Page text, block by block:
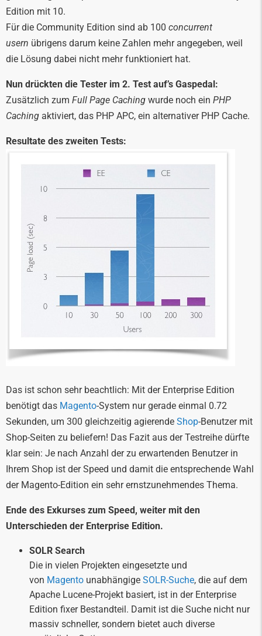
Edition mit 10.
Für die Community Edition sind ab 100 concurrent
usern übrigens darum keine Zahlen mehr angegeben, weil
die Lösung dabei nicht mehr funktioniert hat.
Nun drückten die Tester im 2. Test auf’s Gaspedal:
Zusätzlich zum Full Page Caching wurde noch ein PHP
Caching aktiviert, das PHP APC, ein alternativer PHP Cache.
Resultate des zweiten Tests:
Das ist schon sehr beachtlich: Mit der Enterprise Edition
benötigt das Magento-System nur gerade einmal 0.72
Sekunden, um 300 gleichzeitig agierende Shop-Benutzer mit
Shop-Seiten zu beliefern! Das Fazit aus der Testreihe dürfte
klar sein: Je nach Anzahl der zu erwartenden Benutzer in
Ihrem Shop ist der Speed und damit die entsprechende Wahl
der Magento-Edition ein sehr ernstzunehmendes Thema.
Ende des Exkurses zum Speed, weiter mit den
Unterschieden der Enterprise Edition.
SOLR Search
Die in vielen Projekten eingesetzte und
von Magento unabhängige SOLR-Suche, die auf dem
Apache Lucene-Projekt basiert, ist in der Enterprise
Edition fixer Bestandteil. Damit ist die Suche nicht nur
massiv schneller, sondern bietet auch diverse